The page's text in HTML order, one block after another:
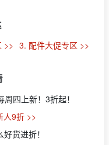
>> 3. 配件大促专区 >>
四上新！3折起！
人9折 >>
货进折！